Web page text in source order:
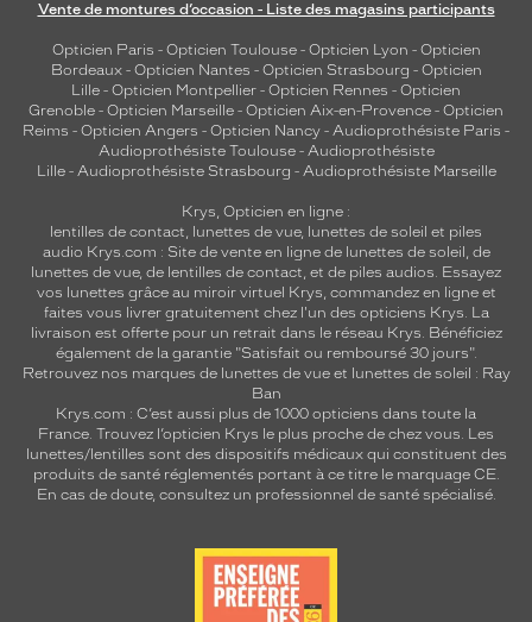
Vente de montures d’occasion - Liste des magasins participants
Opticien Paris - Opticien Toulouse- Opticien Lyon - Opticien
Bordeaux- Opticien Nantes - Opticien Strasbourg - Opticien
Lille - Opticien Montpellier - Opticien Rennes - Opticien
Grenoble - Opticien Marseille - Opticien Aix-en-Provence - Opticien
Reims - Opticien Angers - Opticien Nancy - Audioprothésiste Paris -
Audioprothésiste Toulouse- Audioprothésiste
Lille- Audioprothésiste Strasbourg - Audioprothésiste Marseille
Krys, Opticien en ligne :
lentilles de contact, lunettes de vue, lunettes de soleil et piles
audio Krys.com : Site de vente en ligne de lunettes de soleil, de
lunettes de vue, de lentilles de contact, et de piles audios. Essayez
vos lunettes grâce au miroir virtuel Krys, commandez en ligne et
faites vous livrer gratuitement chez l'un des opticiens Krys. La
livraison est offerte pour un retrait dans le réseau Krys. Bénéficiez
également de la garantie "Satisfait ou remboursé 30 jours".
Retrouvez nos marques de lunettes de vue et lunettes de soleil : Ray
Ban
Krys.com : C’est aussi plus de 1000 opticiens dans toute la
France. Trouvez l’opticien Krys le plus proche de chez vous. Les
lunettes/lentilles sont des dispositifs médicaux qui constituent des
produits de santé réglementés portant à ce titre le marquage CE.
En cas de doute, consultez un professionnel de santé spécialisé.